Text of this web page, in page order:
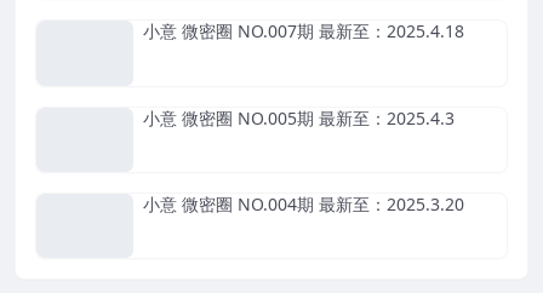
小意 微密圈 NO.007期 最新至：2025.4.18
小意 微密圈 NO.005期 最新至：2025.4.3
小意 微密圈 NO.004期 最新至：2025.3.20